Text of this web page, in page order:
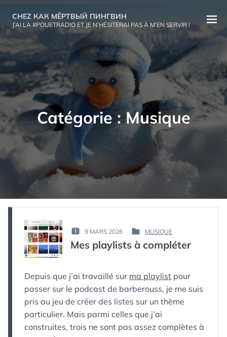
contenu
CHEZ КАК МЁРТВЫЙ ПИНГВИН
J’AI LA #POUETRADIO ET JE N’HÉSITERAI PAS À M’EN SERVIR !
le
Catégorie :Musique
PUBLIÉ
LE :
9 MARS 2026
PAR :
КАК
МЁРТВЫЙ
PUBLIÉ
DANS
MUSIQUE
Mes playlists à compléter
Depuis que j’ai travaillé sur ma playlist pour
passer sur le podcast de barberouss, je me suis
pris au jeu de créer des listes sur un thème
particulier. Mais parmi celles que j’ai
construites, trois ne sont pas assez complètes à